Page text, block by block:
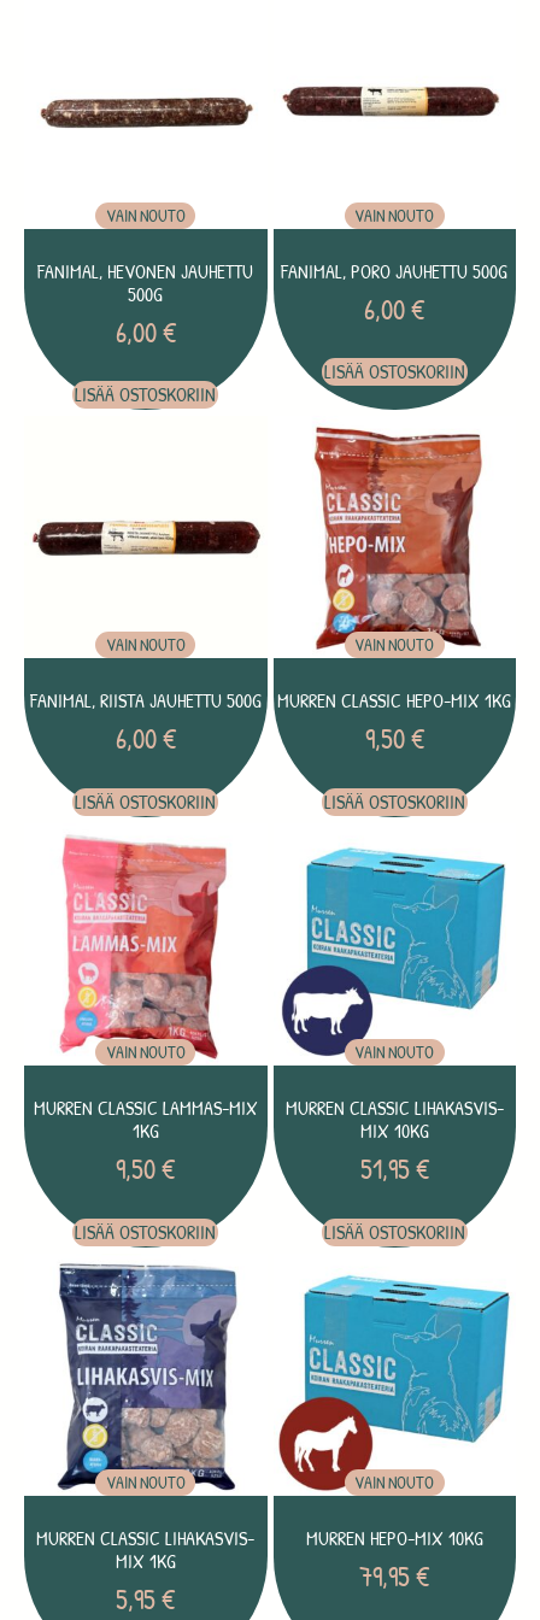
VAIN NOUTO
FANIMAL, HEVONEN JAUHETTU
500G
6,00€
LISÄÄ OSTOSKORIIN
VAIN NOUTO
FANIMAL, PORO JAUHETTU 500G
6,00€
LISÄÄ OSTOSKORIIN
VAIN NOUTO
FANIMAL, RIISTA JAUHETTU 500G
6,00€
LISÄÄ OSTOSKORIIN
VAIN NOUTO
MURREN CLASSIC HEPO-MIX 1KG
9,50€
LISÄÄ OSTOSKORIIN
VAIN NOUTO
MURREN CLASSIC LAMMAS-MIX
1KG
9,50€
LISÄÄ OSTOSKORIIN
VAIN NOUTO
MURREN CLASSIC LIHAKASVIS-
MIX 10KG
51,95€
LISÄÄ OSTOSKORIIN
VAIN NOUTO
MURREN CLASSIC LIHAKASVIS-
MIX 1KG
5,95€
VAIN NOUTO
MURREN HEPO-MIX 10KG
79,95€